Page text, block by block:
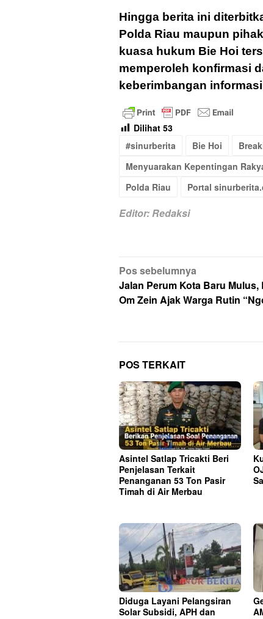
Hingga berita ini
Polda Riau maupun
kuasa hukum Bie Hoi
memperoleh konfirmasi
keberimbangan
Dilihat 53
#sinurberita
Bie Hoi
Menyuarakan Kepentingan
Polda Riau
Portal
Editor: Redaksi
Navigasi
pos
Pos sebelumnya
Jalan Perum Kota Baru Mulus,
Om Zein Ajak Warga Rutin
POS TERKAIT
Asintel Satlap Tricakti Beri
Penjelasan Terkait
Penanganan 53 Ton Pasir
Timah di Air Merbau
Diduga Layani Pelangsiran
Solar Subsidi, APH dan